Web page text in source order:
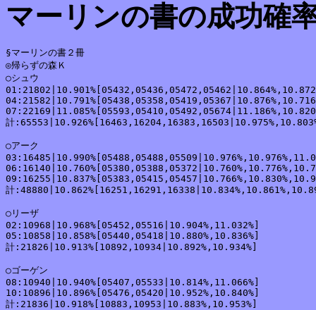
マーリンの書の成功確
§マーリンの書２冊
◎帰らずの森Ｋ
○シュウ
計
○アーク
計
○リーザ
02:10968|10.968%[05452,05516|10.904%,11.032%]
05:10858|10.858%[05440,05418|10.880%,10.836%]
計:21826|10.913%[10892,10934|10.892%,10.934%]
○ゴーゲン
08:10940|10.940%[05407,05533|10.814%,11.066%]
10:10896|10.896%[05476,05420|10.952%,10.840%]
計:21836|10.918%[10883,10953|10.883%,10.953%]